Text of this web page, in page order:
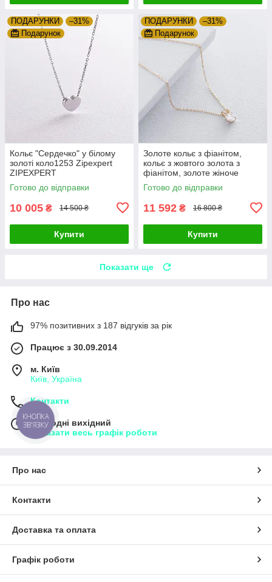
ПОДАРУНКИ
–31%
Подарунок
Кольє "Сердечко" у білому
золоті коло1253 Zipexpert
ZIPEXPERT
Готово до відправки
10 005 ₴ 14 500 ₴
Купити
ПОДАРУНКИ
–31%
Подарунок
Золоте кольє з фіанітом,
кольє з жовтого золота з
фіанітом, золоте жіноче
кольє з каменем Zipexpert
ZIPEXPERT
Готово до відправки
11 592 ₴ 16 800 ₴
Купити
Показати ще
Про нас
97% позитивних з 187 відгуків за рік
Працює з 30.09.2014
м. Київ
Київ, Україна
Контакти
Сьогодні вихідний
Показати весь графік роботи
Про нас
Контакти
Доставка та оплата
Графік роботи
КНОПКА
ЗВ'ЯЗКУ